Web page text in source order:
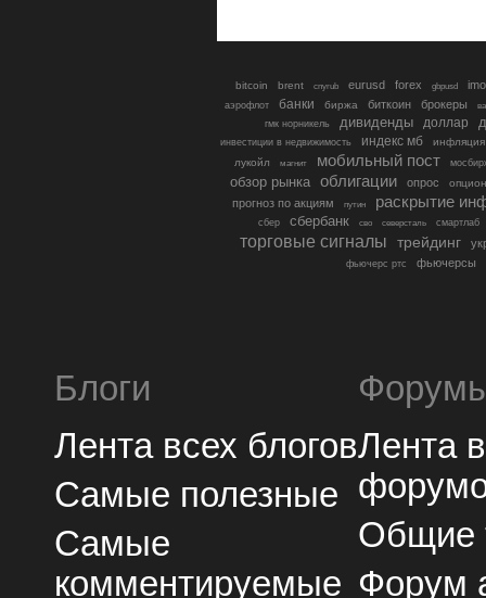
bitcoin brent cnyrub eurusd forex gbpusd
аэрофлот банки биржа биткоин брокеры
гмк норникель
дивиденды доллар
инвестиции в недвижимость индекс мб
инфляция
лукойл
магнит мобильный пост
обзор рынка облигации опрос
прогноз по акциям путин раскрытие
сбер сбербанк сво северсталь смартлаб
торговые сигналы трейдинг
фьючерс ртс фьючерсы
Блоги
Лента всех блогов
Самые полезные
Самые
комментируемые
Лента
Общие
Форум